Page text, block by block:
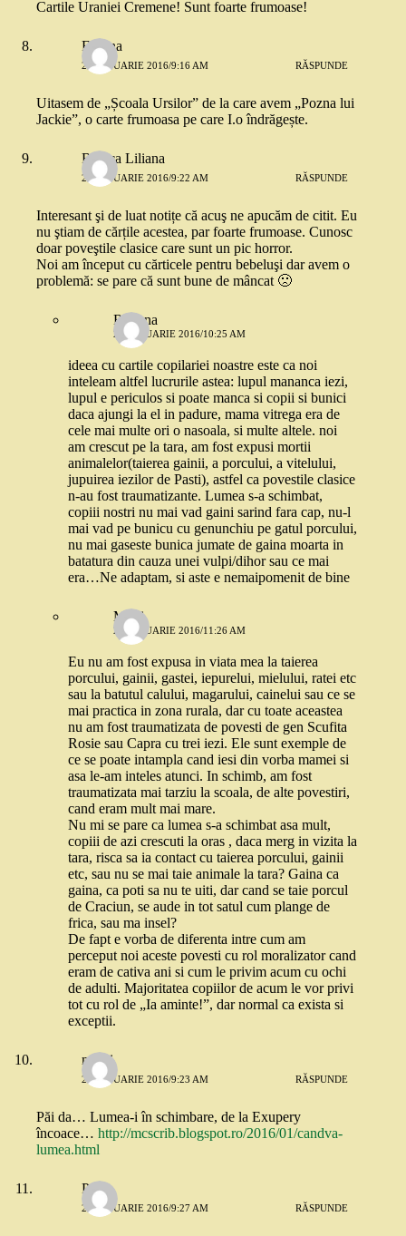
Cartile Uraniei Cremene! Sunt foarte frumoase!
Florina
22 IANUARIE 2016/9:16 AM RĂSPUNDE
Uitasem de „Școala Ursilor” de la care avem „Pozna lui
Jackie”, o carte frumoasa pe care I.o îndrăgește.
Raluca Liliana
22 IANUARIE 2016/9:22 AM RĂSPUNDE
Interesant şi de luat notițe că acuş ne apucăm de citit. Eu
nu ştiam de cărțile acestea, par foarte frumoase. Cunosc
doar poveştile clasice care sunt un pic horror.
Noi am început cu cărticele pentru bebeluşi dar avem o
problemă: se pare că sunt bune de mâncat 🙁
Roxana
22 IANUARIE 2016/10:25 AM
ideea cu cartile copilariei noastre este ca noi
inteleam altfel lucrurile astea: lupul mananca iezi,
lupul e periculos si poate manca si copii si bunici
daca ajungi la el in padure, mama vitrega era de
cele mai multe ori o nasoala, si multe altele. noi
am crescut pe la tara, am fost expusi mortii
animalelor(taierea gainii, a porcului, a vitelului,
jupuirea iezilor de Pasti), astfel ca povestile clasice
n-au fost traumatizante. Lumea s-a schimbat,
copiii nostri nu mai vad gaini sarind fara cap, nu-l
mai vad pe bunicu cu genunchiu pe gatul porcului,
nu mai gaseste bunica jumate de gaina moarta in
batatura din cauza unei vulpi/dihor sau ce mai
era…Ne adaptam, si aste e nemaipomenit de bine
Moni
22 IANUARIE 2016/11:26 AM
Eu nu am fost expusa in viata mea la taierea
porcului, gainii, gastei, iepurelui, mielului, ratei etc
sau la batutul calului, magarului, cainelui sau ce se
mai practica in zona rurala, dar cu toate aceastea
nu am fost traumatizata de povesti de gen Scufita
Rosie sau Capra cu trei iezi. Ele sunt exemple de
ce se poate intampla cand iesi din vorba mamei si
asa le-am inteles atunci. In schimb, am fost
traumatizata mai tarziu la scoala, de alte povestiri,
cand eram mult mai mare.
Nu mi se pare ca lumea s-a schimbat asa mult,
copiii de azi crescuti la oras , daca merg in vizita la
tara, risca sa ia contact cu taierea porcului, gainii
etc, sau nu se mai taie animale la tara? Gaina ca
gaina, ca poti sa nu te uiti, dar cand se taie porcul
de Craciun, se aude in tot satul cum plange de
frica, sau ma insel?
De fapt e vorba de diferenta intre cum am
perceput noi aceste povesti cu rol moralizator cand
eram de cativa ani si cum le privim acum cu ochi
de adulti. Majoritatea copiilor de acum le vor privi
tot cu rol de „Ia aminte!”, dar normal ca exista si
exceptii.
mihai
22 IANUARIE 2016/9:23 AM RĂSPUNDE
Păi da… Lumea-i în schimbare, de la Exupery
încoace… http://mcscrib.blogspot.ro/2016/01/candva-
lumea.html
Paula
22 IANUARIE 2016/9:27 AM RĂSPUNDE